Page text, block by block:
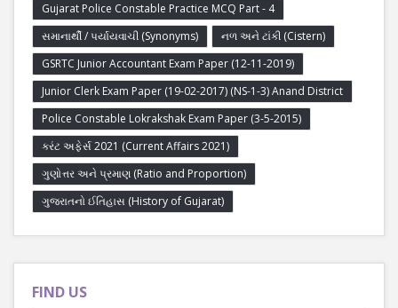
Gujarat Police Constable Practice MCQ Part - 4
સમાનાર્થી / પર્યાયવાચી (Synonyms)
નળ અને ટાંકી (Cistern)
GSRTC Junior Accountant Exam Paper (12-11-2019)
Junior Clerk Exam Paper (19-02-2017) (NS-1-3) Anand District
Police Constable Lokrakshak Exam Paper (3-5-2015)
કરંટ અફેર્સ 2021 (Current Affairs 2021)
ગુણોત્તર અને પ્રમાણ (Ratio and Proportion)
ગુજરાતનો ઈતિહાસ (History of Gujarat)
FIND US